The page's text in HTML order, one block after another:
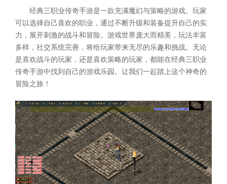
经典三职业传奇手游是一款充满魔幻与策略的游戏。玩家
可以选择自己喜欢的职业，通过不断升级和装备提升自己的实
力，展开刺激的战斗和冒险。游戏世界庞大而精美，玩法丰富
多样，社交系统完善，将给玩家带来无尽的乐趣和挑战。无论
是喜欢战斗的玩家，还是喜欢策略的玩家，都能在经典三职业
传奇手游中找到自己的游戏乐园。让我们一起踏上这个神奇的
冒险之旅！